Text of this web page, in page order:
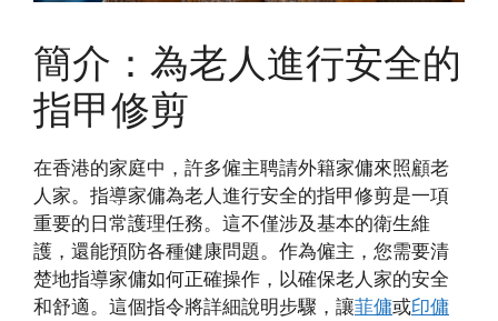
簡介：為老人進行安全的
指甲修剪
在香港的家庭中，許多僱主聘請外籍家傭來照顧老
人家。指導家傭為老人進行安全的指甲修剪是一項
重要的日常護理任務。這不僅涉及基本的衛生維
護，還能預防各種健康問題。作為僱主，您需要清
楚地指導家傭如何正確操作，以確保老人家的安全
和舒適。這個指令將詳細說明步驟，讓菲傭或印傭